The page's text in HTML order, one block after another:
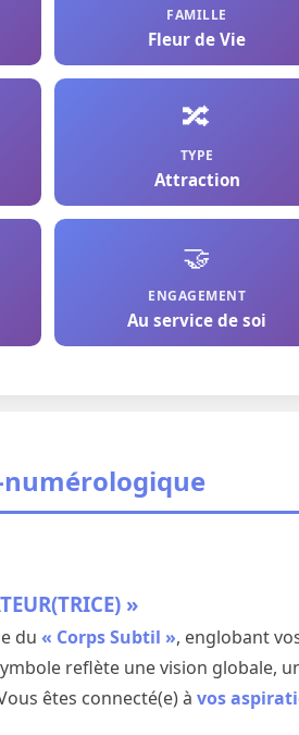
FAMILLE
Fleur de Vie
🔀
TYPE
Attraction
🤝
ENGAGEMENT
Au service de soi
numérologique
»
du « Corps Subtil », englobant
reflète une vision globale,
êtes connecté(e) à vos